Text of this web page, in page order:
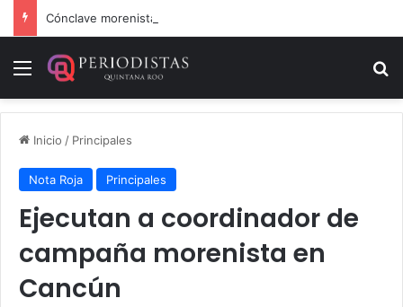
Cónclave morenista en el WTC de la CDMX
Menú
Inicio / Principales
Nota Roja Principales
Ejecutan a coordinador de
campaña morenista en
Cancún